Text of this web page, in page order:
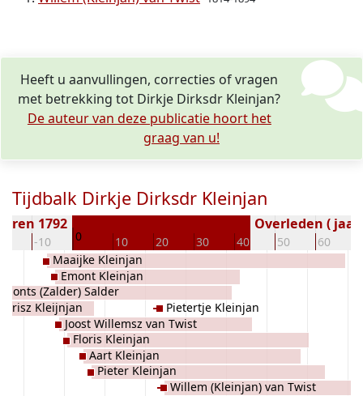
Heeft u aanvullingen, correcties of vragen
met betrekking tot Dirkje Dirksdr Kleinjan?
De auteur van deze publicatie hoort het
graag van u!
Tijdbalk Dirkje Dirksdr Kleinjan
-10 0 10 20 30 40 50 60
1792 Overleden (
(Zalder) Salder
Kleijnjan
Maaijke Kleinjan
Emont Kleinjan
Joost Willemsz van Twist
Floris Kleinjan
Aart Kleinjan
Pieter Kleinjan
Pietertje Kleinjan
Willem (Kleinjan) van Twist